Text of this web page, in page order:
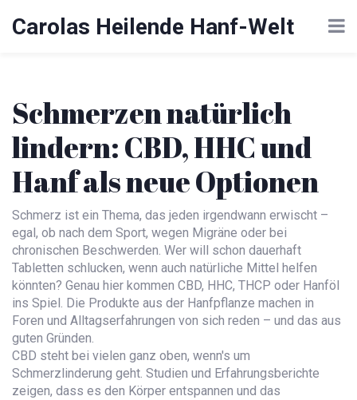
Carolas Heilende Hanf-Welt
Schmerzen natürlich
lindern: CBD, HHC und
Hanf als neue Optionen
Schmerz ist ein Thema, das jeden irgendwann erwischt –
egal, ob nach dem Sport, wegen Migräne oder bei
chronischen Beschwerden. Wer will schon dauerhaft
Tabletten schlucken, wenn auch natürliche Mittel helfen
könnten? Genau hier kommen CBD, HHC, THCP oder Hanföl
ins Spiel. Die Produkte aus der Hanfpflanze machen in
Foren und Alltagserfahrungen von sich reden – und das aus
guten Gründen.
CBD steht bei vielen ganz oben, wenn's um
Schmerzlinderung geht. Studien und Erfahrungsberichte
zeigen, dass es den Körper entspannen und das